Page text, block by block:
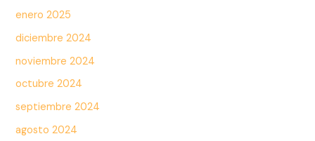
enero 2025
diciembre 2024
noviembre 2024
octubre 2024
septiembre 2024
agosto 2024